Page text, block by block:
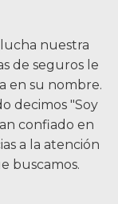
nuestra
de seguros le
en su nombre.
decimos "Soy
confiado en
a la atención
buscamos.